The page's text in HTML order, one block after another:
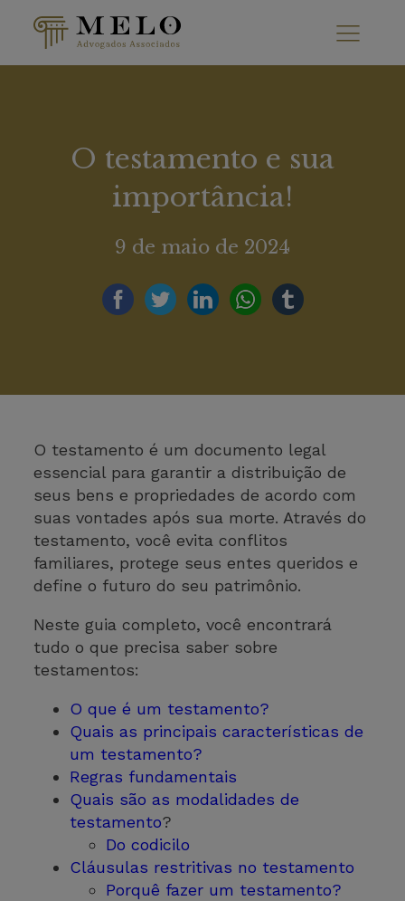
O testamento e sua
importância!
9 de maio de 2024
O testamento é um documento legal
essencial para garantir a distribuição de
seus bens e propriedades de acordo com
suas vontades após sua morte. Através do
testamento, você evita conflitos
familiares, protege seus entes queridos e
define o futuro do seu patrimônio.
Neste guia completo, você encontrará
tudo o que precisa saber sobre
testamentos:
O que é um testamento?
Quais as principais características de
um testamento?
Regras fundamentais
Quais são as modalidades de
testamento?
Do codicilo
Cláusulas restritivas no testamento
Porquê fazer um testamento?